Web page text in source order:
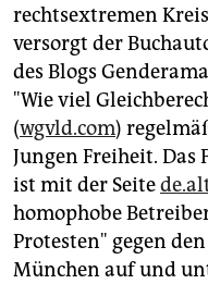
rechtsextremen
versorgt der
des Blogs
"Wie viel
(wgvld.com)
Jungen Freiheit. Das
ist mit der Seite
homophobe
Protesten" gegen
München auf und